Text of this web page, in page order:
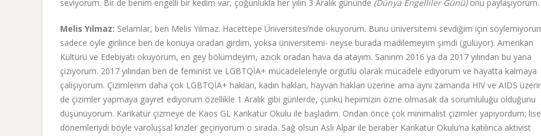
seviyorum. Bir de benim engelli bir kedim var, çoğunlukla her yılın 3 Aralık gününde (Dünya Engelliler Günü)onu paylaşıyorum.
Melis Yılmaz: Selamlar, ben Melis Yılmaz. Hacettepe Üniversitesi’nde okuyorum. Bunu üniversitemi sevdiğim için
sadece öyle girilince ben de konuya oradan girdim, yoksa üniversitemi- neyse burada madilemeyim şimdi (gülüyor). Amerikan
Kültürü ve Edebiyatı okuyorum, en gey bölümdeyim, azıcık oradan hava da atayım. Sanırım 2016 ya da 2017 yılından bu yana
çiziyorum. 2017 yılından beri de feminist ve LGBTQİA+ mücadeleleriyle örgütlü olarak mücadele ediyorum ve hayatta kalmaya
çalışıyorum. Çizimlerim daha çok LGBTQİA+ hakları, kadın hakları, hayvan hakları üzerine ama aynı zamanda HIV ve AIDS
de çizimler yapmaya gayret ediyorum özellikle 1 Aralık gibi günlerde, çünkü hepimizin özne olmasak da sorumluluğu olduğunu
düşünüyorum. Karikatür çizmeye de Kaos GL Karikatür Okulu ile başladım. Ondan önce çok minimalist çizimler yapıyordum; lise
dönemleriydi böyle varoluşsal krizler geçiriyorum o sırada. Sağ olsun Aslı Alpar ile beraber Karikatür Okulu’na katılınca aktivist